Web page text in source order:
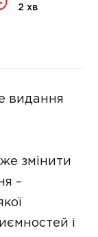
2 хв
видання
змінити
–
і